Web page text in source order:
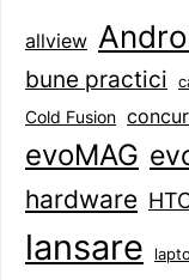
allview
bune practici
Cold Fusion
evoMAG
hardware
lansare